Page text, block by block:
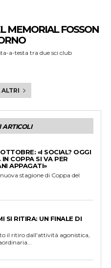
MEMORIAL FOSSON
a-testa tra due sci club
ALTRI
ARTICOLI
«I SOCIAL? OGGI
COPPA SI VA PER
APPAGATI»
stagione di Coppa del
SI RITIRA: UN FINALE DI
il ritiro dall'attività agonistica,